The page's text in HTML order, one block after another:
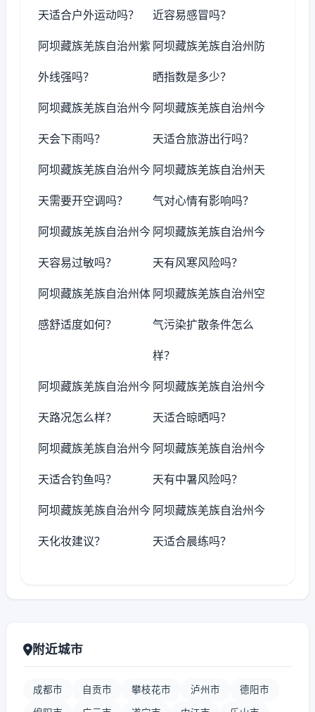
天适合户外运动吗？ 近容易感冒吗？
阿坝藏族羌族自治州紫
外线强吗？
阿坝藏族羌族自治州防
晒指数是多少？
阿坝藏族羌族自治州今
天会下雨吗？
阿坝藏族羌族自治州今
天适合旅游出行吗？
阿坝藏族羌族自治州今
天需要开空调吗？
阿坝藏族羌族自治州天
气对心情有影响吗？
阿坝藏族羌族自治州今
天容易过敏吗？
阿坝藏族羌族自治州今
天有风寒风险吗？
阿坝藏族羌族自治州体
感舒适度如何？
阿坝藏族羌族自治州空
气污染扩散条件怎么
样？
阿坝藏族羌族自治州今
天路况怎么样？
阿坝藏族羌族自治州今
天适合晾晒吗？
阿坝藏族羌族自治州今
天适合钓鱼吗？
阿坝藏族羌族自治州今
天有中暑风险吗？
阿坝藏族羌族自治州今
天化妆建议？
阿坝藏族羌族自治州今
天适合晨练吗？
附近城市
成都市 自贡市 攀枝花市 泸州市 德阳市